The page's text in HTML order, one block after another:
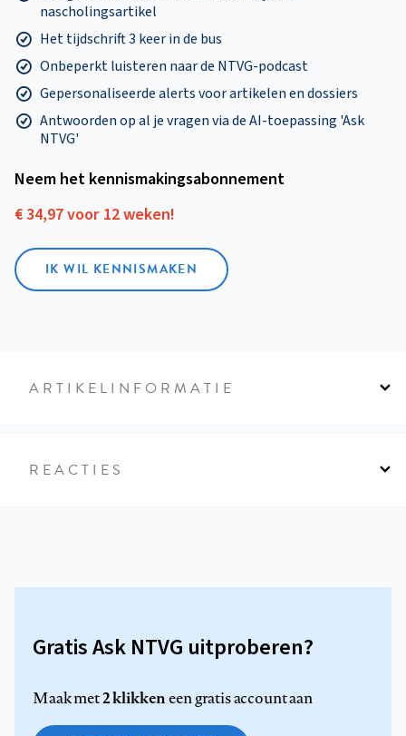
nascholingsartikel
Het tijdschrift 3 keer in de bus
Onbeperkt luisteren naar de NTVG-podcast
Gepersonaliseerde alerts voor artikelen en dossiers
Antwoorden op al je vragen via de AI-toepassing 'Ask
NTVG'
Neem het kennismakings­abonnement
€ 34,97 voor 12 weken!
IK WIL KENNISMAKEN
ARTIKELINFORMATIE
REACTIES
Gratis Ask NTVG uitproberen?
Maak met2 klikkeneen gratis account aan